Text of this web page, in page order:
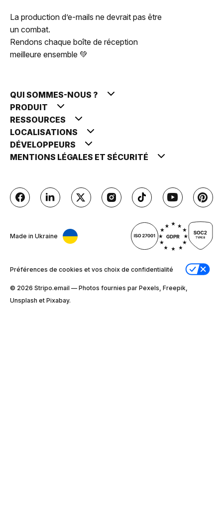
La production d’e-mails ne devrait pas être
un combat.
Rendons chaque boîte de réception
meilleure ensemble 💚
QUI SOMMES-NOUS ?
PRODUIT
RESSOURCES
LOCALISATIONS
DÉVELOPPEURS
MENTIONS LÉGALES ET SÉCURITÉ
Made in Ukraine
Préférences de cookies et vos choix de confidentialité
© 2026 Stripо.email — Photos fournies par Pexels, Freepik,
Unsplash et Pixabay.